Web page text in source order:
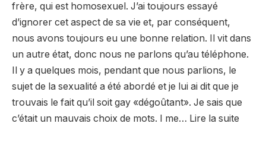
frère, qui est homosexuel. J’ai toujours essayé
d’ignorer cet aspect de sa vie et, par conséquent,
nous avons toujours eu une bonne relation. Il vit dans
un autre état, donc nous ne parlons qu’au téléphone.
Il y a quelques mois, pendant que nous parlions, le
sujet de la sexualité a été abordé et je lui ai dit que je
trouvais le fait qu’il soit gay «dégoûtant». Je sais que
c’était un mauvais choix de mots. I me… Lire la suite